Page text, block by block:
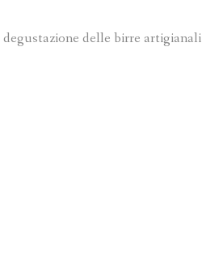
delle birre artigianali